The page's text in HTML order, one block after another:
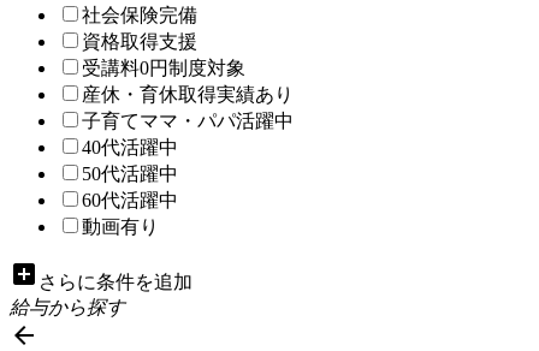
社会保険完備
資格取得支援
受講料0円制度対象
産休・育休取得実績あり
子育てママ・パパ活躍中
40代活躍中
50代活躍中
60代活躍中
動画有り
add_box さらに条件を追加
給与から探す
